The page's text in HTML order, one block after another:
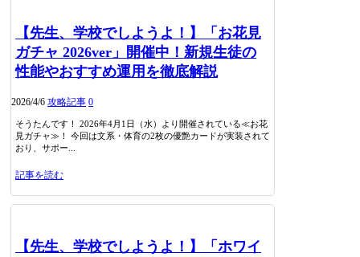
【先生、学校でしようよ！】「お花見
ガチャ 2026ver」開催中！新規生徒の
性能やおすすめ運用を徹底解説
2026/4/6 攻略記事 0
そうたんです！ 2026年4月1日（水）より開催されている≪お花
見ガチャ≫！ 今回は文系・体育の2枚の優艶カードが実装されて
おり、サポー...
記事を読む
【先生、学校でしようよ！】「ホワイ